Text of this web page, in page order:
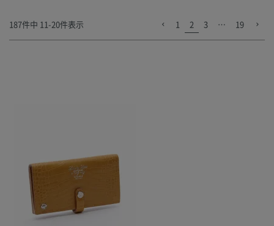
187件中 11-20件表示 1 2 3 … 19